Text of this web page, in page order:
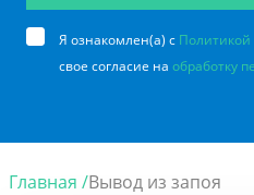
Я ознакомлен(а) с
свое согласие на обработку
Главная /Вывод из запоя